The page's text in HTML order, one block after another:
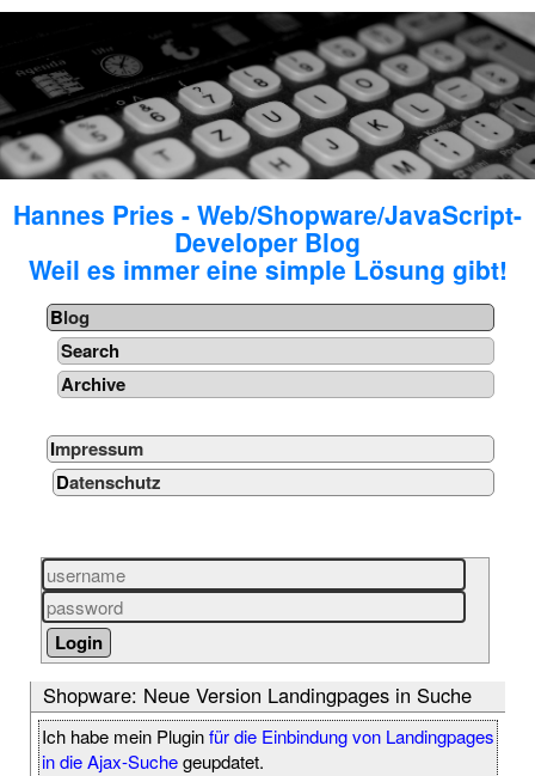
Hannes Pries - Web/Shopware/JavaScript-
Developer Blog
Weil es immer eine simple Lösung gibt!
Blog
Search
Archive
Impressum
Datenschutz
Shopware: Neue Version Landingpages in Suche
Ich habe mein Pluginfür die Einbindung von Landingpages
in die Ajax-Suchegeupdatet.